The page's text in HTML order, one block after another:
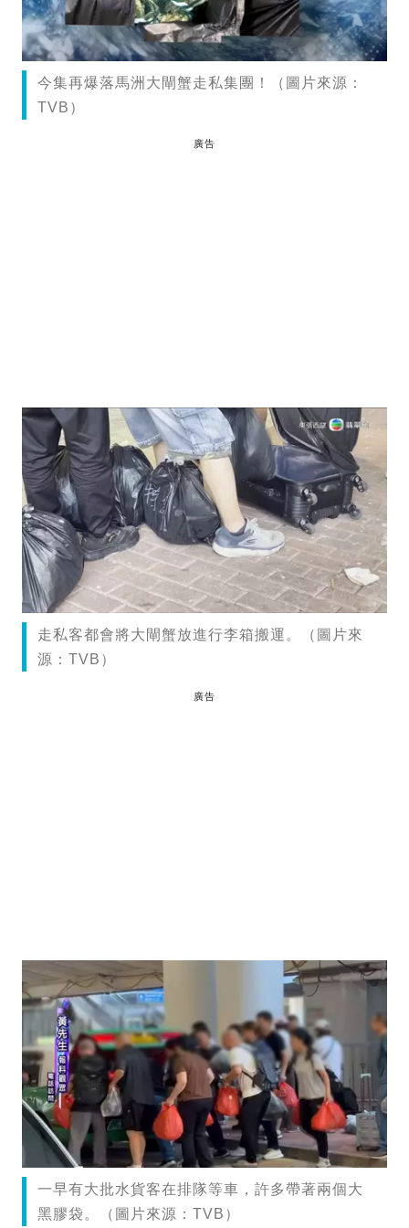
今集再爆落馬洲大閘蟹走私集團！（圖片來源：
TVB）
廣告
走私客都會將大閘蟹放進行李箱搬運。（圖片來
源：TVB）
廣告
一早有大批水貨客在排隊等車，許多帶著兩個大
黑膠袋。（圖片來源：TVB）